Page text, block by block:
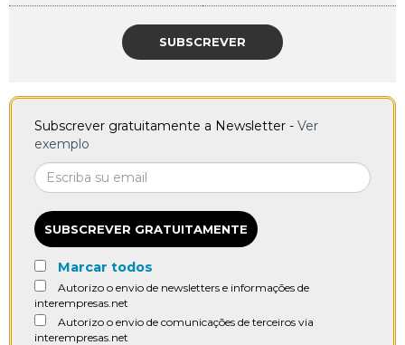
SUBSCREVER
Subscrever gratuitamente a Newsletter - Ver
exemplo
SUBSCREVER GRATUITAMENTE
Marcar todos
Autorizo o envio de newsletters e informações de
interempresas.net
Autorizo o envio de comunicações de terceiros via
interempresas.net